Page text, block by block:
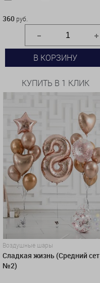
360 руб.
В КОРЗИНУ
КУПИТЬ В 1 КЛИК
Воздушные шары
Сладкая жизнь (Средний сет
№2)